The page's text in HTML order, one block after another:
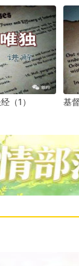
（1） 基